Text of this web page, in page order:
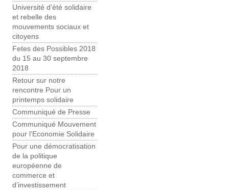
Université d’été solidaire
et rebelle des
mouvements sociaux et
citoyens
Fetes des Possibles 2018
du 15 au 30 septembre
2018
Retour sur notre
rencontre Pour un
printemps solidaire
Communiqué de Presse
Communiqué Mouvement
pour l’Economie Solidaire
Pour une démocratisation
de la politique
européenne de
commerce et
d’investissement